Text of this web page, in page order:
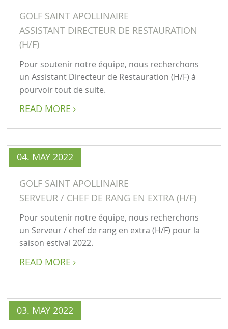
GOLF SAINT APOLLINAIRE
ASSISTANT DIRECTEUR DE RESTAURATION
(H/F)
Pour soutenir notre équipe, nous recherchons
un Assistant Directeur de Restauration (H/F) à
pourvoir tout de suite.
READ MORE
04. MAY 2022
GOLF SAINT APOLLINAIRE
SERVEUR / CHEF DE RANG EN EXTRA (H/F)
Pour soutenir notre équipe, nous recherchons
un Serveur / chef de rang en extra (H/F) pour la
saison estival 2022.
READ MORE
03. MAY 2022